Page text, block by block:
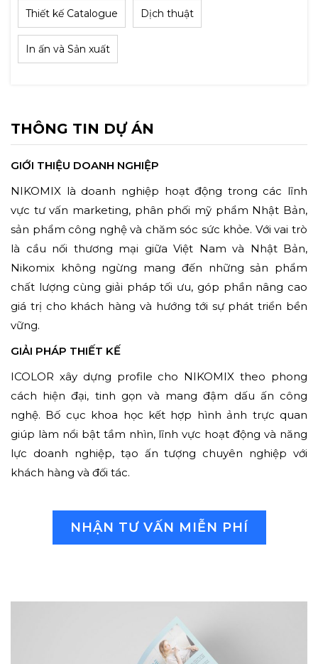
Thiết kế Catalogue Dịch thuật
In ấn và Sản xuất
THÔNG TIN DỰ ÁN
GIỚI THIỆU DOANH NGHIỆP
NIKOMIX là doanh nghiệp hoạt động trong các lĩnh
vực tư vấn marketing, phân phối mỹ phẩm Nhật Bản,
sản phẩm công nghệ và chăm sóc sức khỏe. Với vai trò
là cầu nối thương mại giữa Việt Nam và Nhật Bản,
Nikomix không ngừng mang đến những sản phẩm
chất lượng cùng giải pháp tối ưu, góp phần nâng cao
giá trị cho khách hàng và hướng tới sự phát triển bền
vững.
GIẢI PHÁP THIẾT KẾ
ICOLOR xây dựng profile cho NIKOMIX theo phong
cách hiện đại, tinh gọn và mang đậm dấu ấn công
nghệ. Bố cục khoa học kết hợp hình ảnh trực quan
giúp làm nổi bật tầm nhìn, lĩnh vực hoạt động và năng
lực doanh nghiệp, tạo ấn tượng chuyên nghiệp với
khách hàng và đối tác.
NHẬN TƯ VẤN MIỄN PHÍ